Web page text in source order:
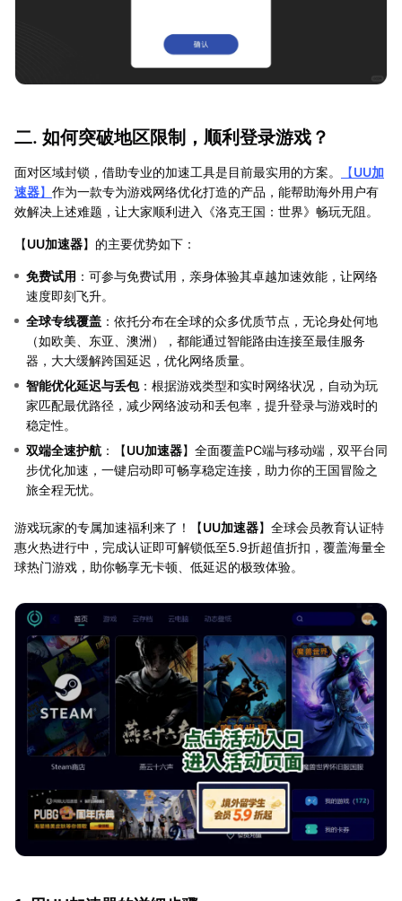
二. 如何突破地区限制，顺利登录游戏？
面对区域封锁，借助专业的加速工具是目前最实用的方案。 【UU加
速器】 作为一款专为游戏网络优化打造的产品，能帮助海外用户有
效解决上述难题，让大家顺利进入《洛克王国：世界》畅玩无阻。
【UU加速器】的主要优势如下：
免费试用 ：可参与免费试用，亲身体验其卓越加速效能，让网络
速度即刻飞升。
全球专线覆盖 ：依托分布在全球的众多优质节点，无论身处何地
（如欧美、东亚、澳洲），都能通过智能路由连接至最佳服务
器，大大缓解跨国延迟，优化网络质量。
智能优化延迟与丢包：根据游戏类型和实时网络状况，自动为玩
家匹配最优路径，减少网络波动和丢包率，提升登录与游戏时的
稳定性。
双端全速护航 ：【UU加速器】全面覆盖PC端与移动端，双平台同
步优化加速，一键启动即可畅享稳定连接，助力你的王国冒险之
旅全程无忧。
游戏玩家的专属加速福利来了！【UU加速器】全球会员教育认证特
惠火热进行中，完成认证即可解锁低至5.9折超值折扣，覆盖海量全
球热门游戏，助你畅享无卡顿、低延迟的极致体验。